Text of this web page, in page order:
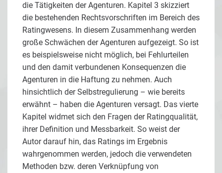
die Tätigkeiten der Agenturen. Kapitel 3 skizziert
die bestehenden Rechtsvorschriften im Bereich des
Ratingwesens. In diesem Zusammenhang werden
große Schwächen der Agenturen aufgezeigt. So ist
es beispielsweise nicht möglich, bei Fehlurteilen
und den damit verbundenen Konsequenzen die
Agenturen in die Haftung zu nehmen. Auch
hinsichtlich der Selbstregulierung – wie bereits
erwähnt – haben die Agenturen versagt. Das vierte
Kapitel widmet sich den Fragen der Ratingqualität,
ihrer Definition und Messbarkeit. So weist der
Autor darauf hin, das Ratings im Ergebnis
wahrgenommen werden, jedoch die verwendeten
Methoden bzw. deren Verknüpfung von